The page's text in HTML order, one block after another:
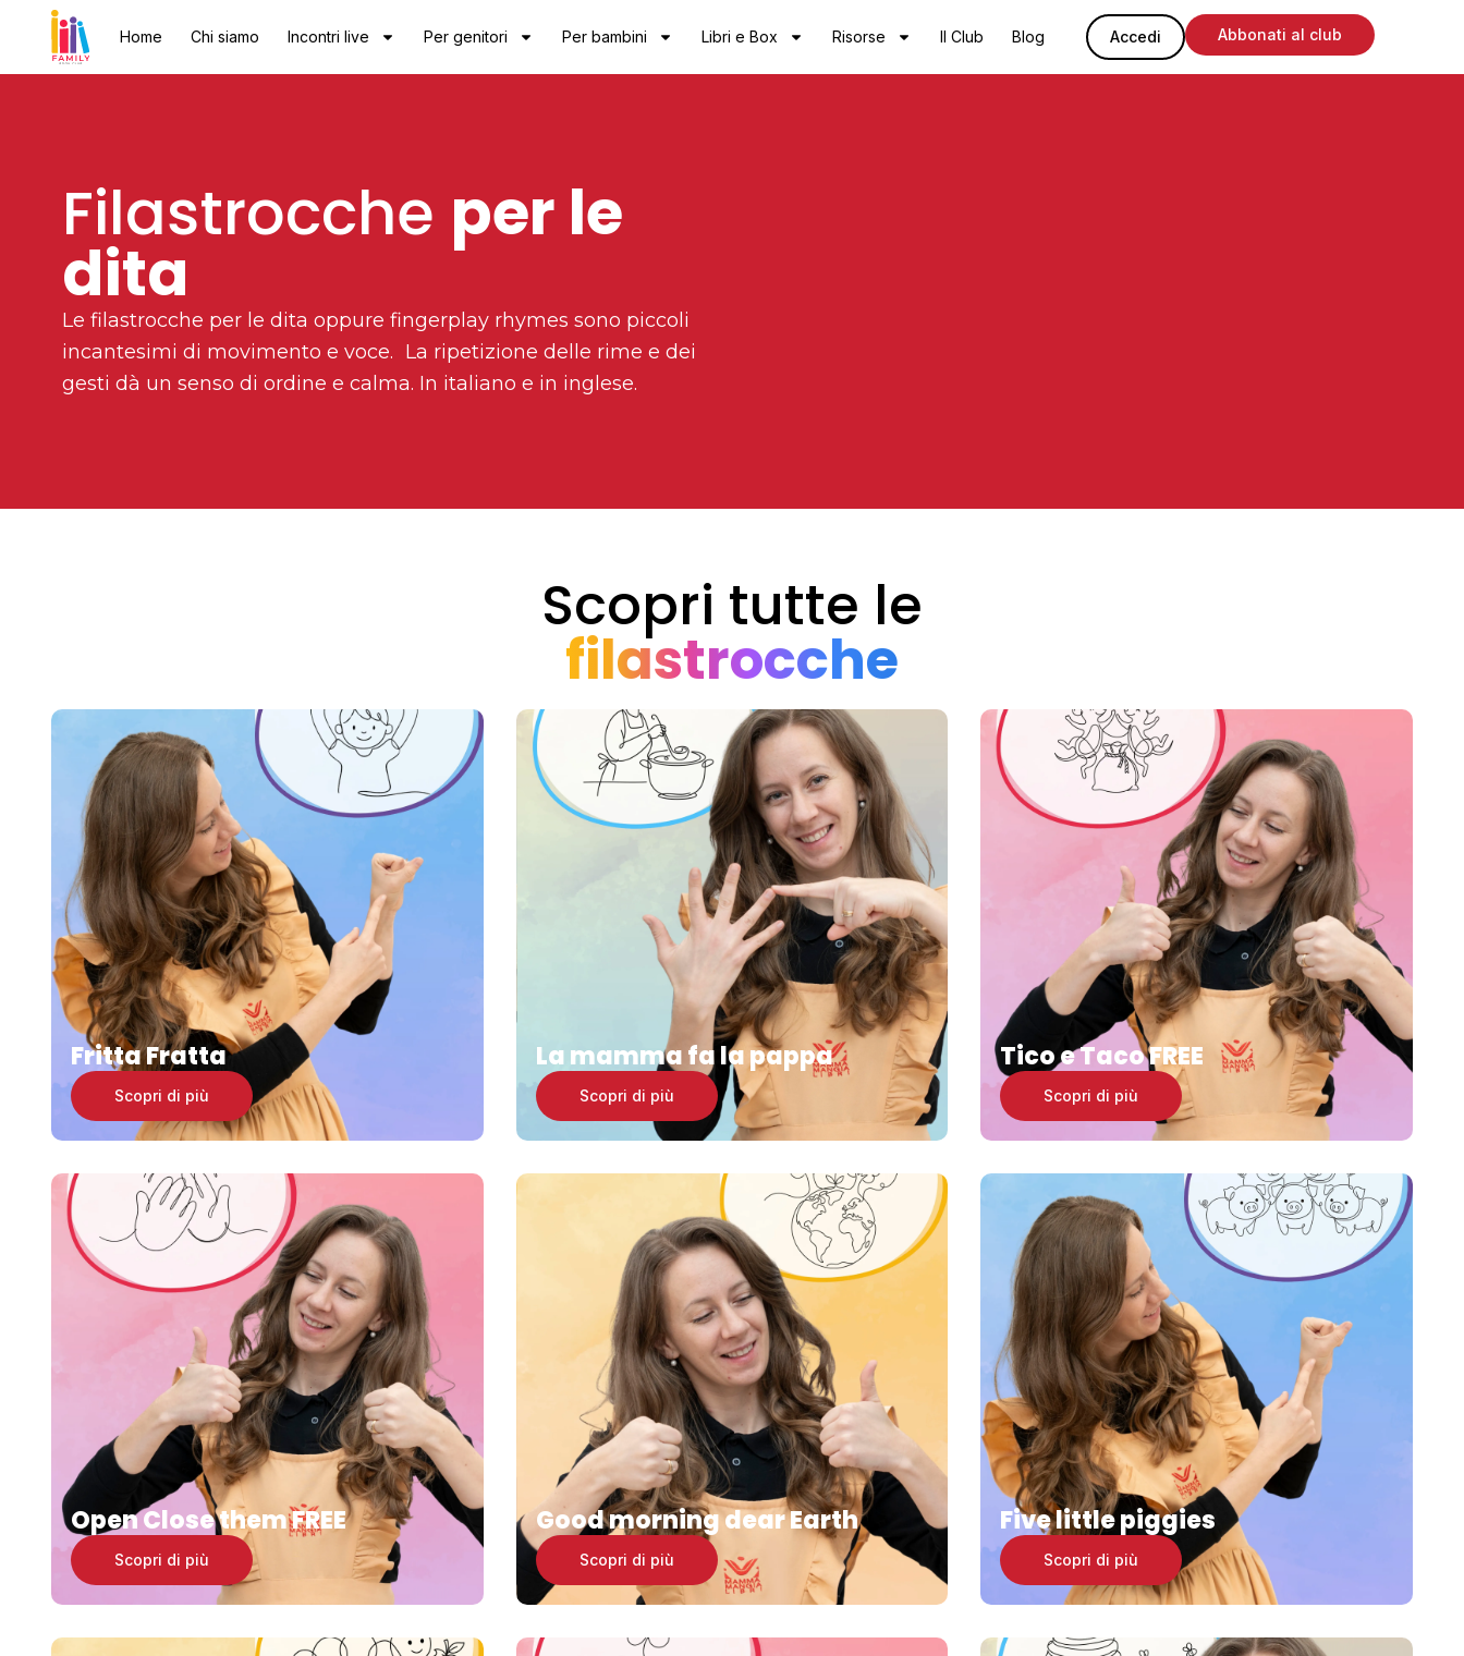
contenuto
Home Chi siamo Incontri live Per genitori Per bambini Libri e Box Risorse Il Club Blog Accedi Abbonati al club
Filastrocche per le
dita
Le filastrocche per le dita oppure fingerplay rhymes sono piccoli
incantesimi di movimento e voce. La ripetizione delle rime e dei
gesti dà un senso di ordine e calma. In italiano e in inglese.
Scopri tutte le
filastrocche
Fritta Fratta
Scopri di più
La mamma fa la pappa
Scopri di più
Tico e Taco FREE
Scopri di più
Open Close them FREE
Scopri di più
Good morning dear Earth
Scopri di più
Five little piggies
Scopri di più